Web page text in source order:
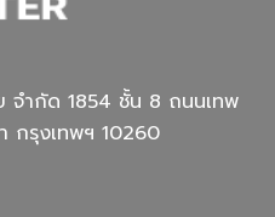
จํากัด 1854 ชั้น 8 ถนนเทพ
กรุงเทพฯ 10260